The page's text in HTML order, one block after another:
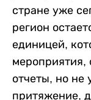
стране уже
регион
единицей,
мероприятия,
отчеты, но не
притяжение,